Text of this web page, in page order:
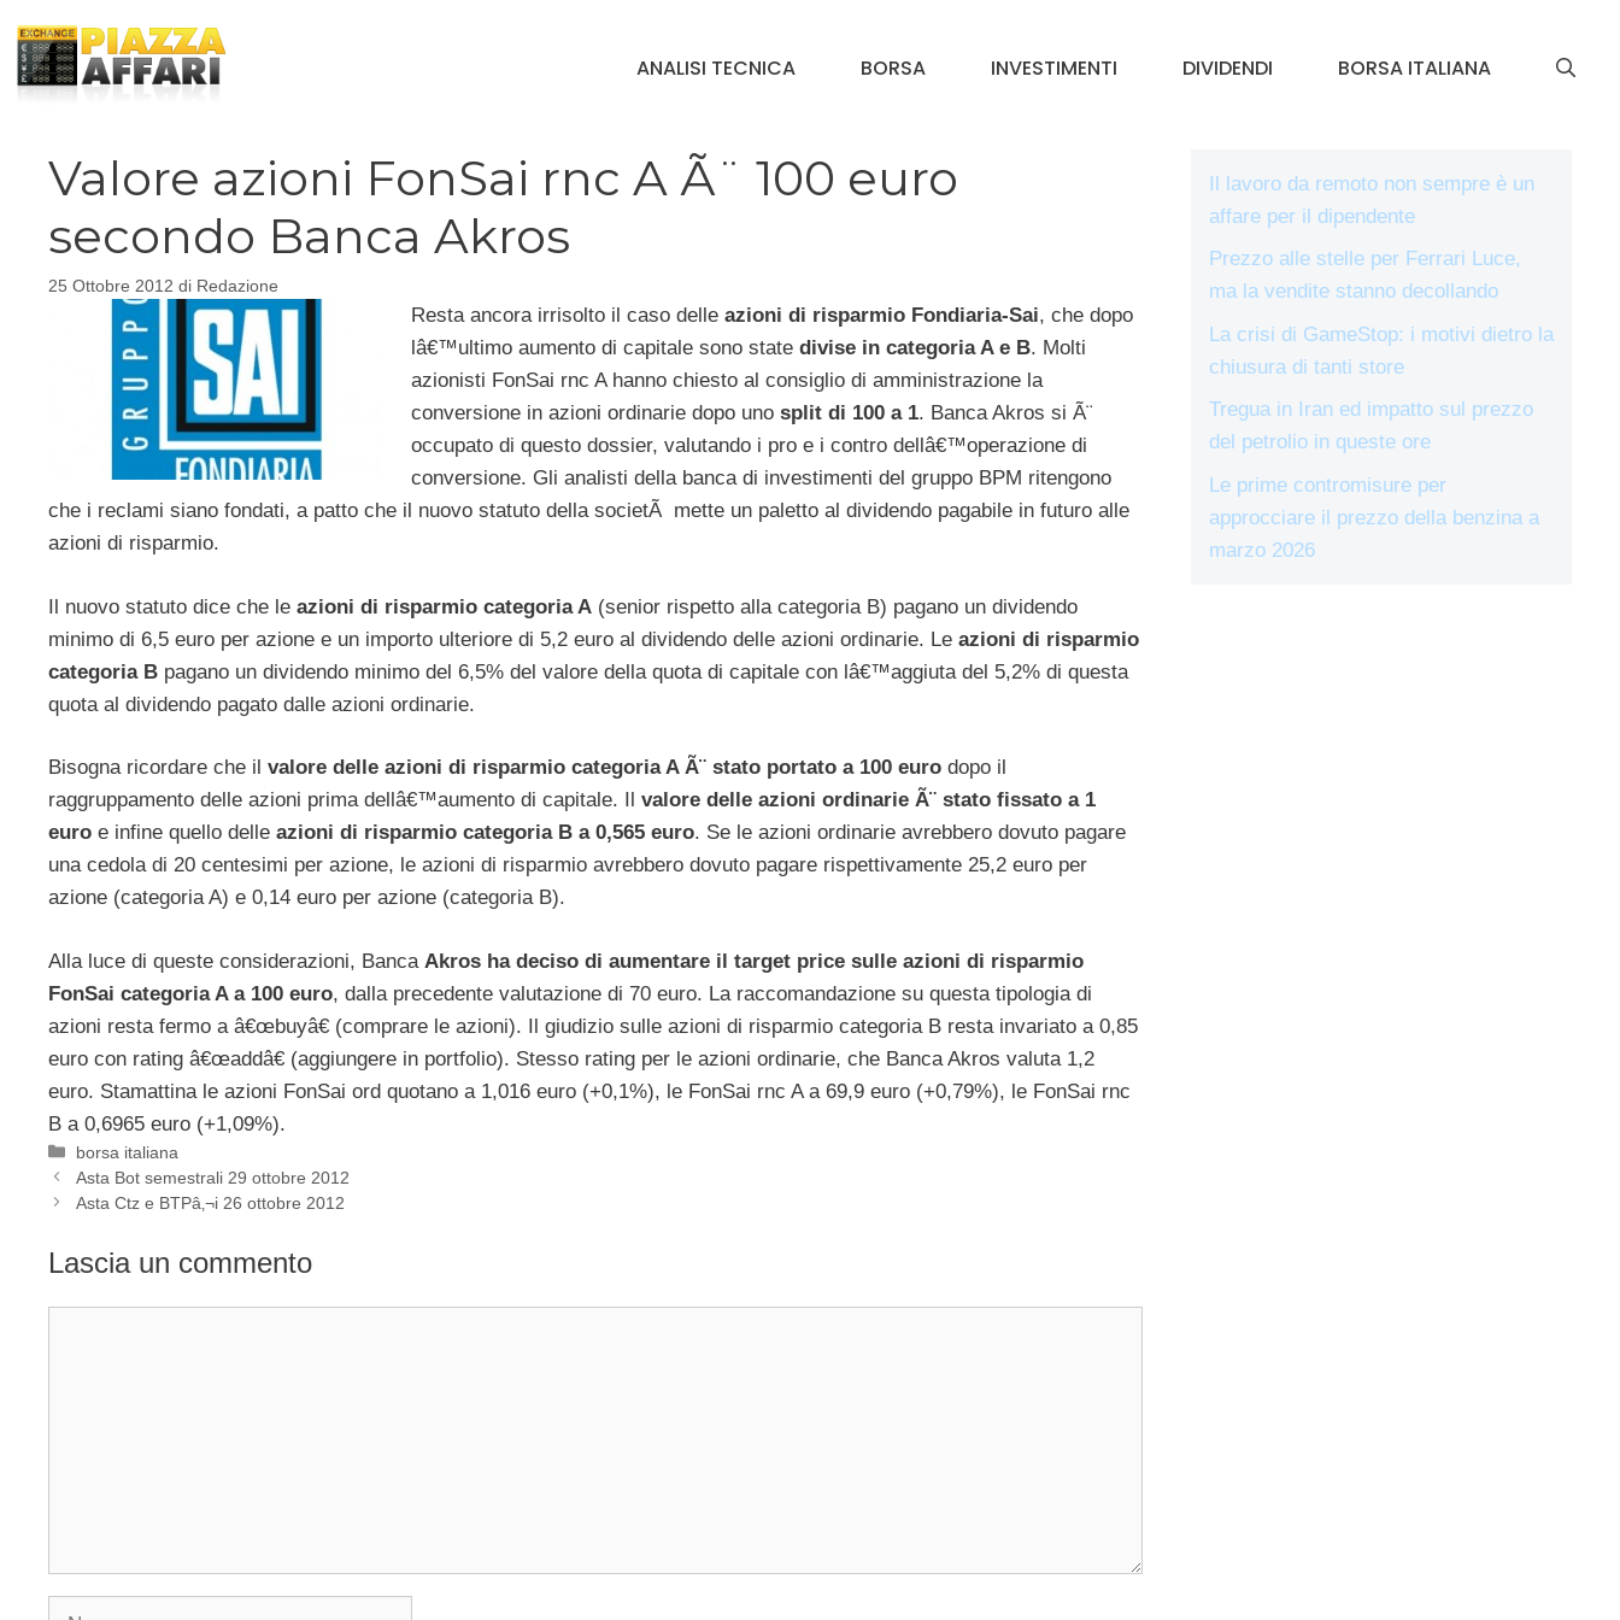
contenuto
ANALISI TECNICA BORSA INVESTIMENTI DIVIDENDI BORSA ITALIANA
Valore azioni FonSai rnc A Ã¨ 100 euro
secondo Banca Akros
25 Ottobre 2012 di Redazione
Resta ancora irrisolto il caso delle azioni di risparmio Fondiaria-Sai, che dopo
lâ€™ultimo aumento di capitale sono state divise in categoria A e B. Molti
azionisti FonSai rnc A hanno chiesto al consiglio di amministrazione la
conversione in azioni ordinarie dopo uno split di 100 a 1. Banca Akros si Ã¨
occupato di questo dossier, valutando i pro e i contro dellâ€™operazione di
conversione. Gli analisti della banca di investimenti del gruppo BPM ritengono
che i reclami siano fondati, a patto che il nuovo statuto della societÃ mette un paletto al dividendo pagabile in futuro alle
azioni di risparmio.
Il nuovo statuto dice che le azioni di risparmio categoria A (senior rispetto alla categoria B) pagano un dividendo
minimo di 6,5 euro per azione e un importo ulteriore di 5,2 euro al dividendo delle azioni ordinarie. Le azioni di risparmio
categoria B pagano un dividendo minimo del 6,5% del valore della quota di capitale con lâ€™aggiuta del 5,2% di questa
quota al dividendo pagato dalle azioni ordinarie.
Bisogna ricordare che il valore delle azioni di risparmio categoria A Ã¨ stato portato a 100 euro dopo il
raggruppamento delle azioni prima dellâ€™aumento di capitale. Il valore delle azioni ordinarie Ã¨ stato fissato a 1
euro e infine quello delle azioni di risparmio categoria B a 0,565 euro. Se le azioni ordinarie avrebbero dovuto pagare
una cedola di 20 centesimi per azione, le azioni di risparmio avrebbero dovuto pagare rispettivamente 25,2 euro per
azione (categoria A) e 0,14 euro per azione (categoria B).
Alla luce di queste considerazioni, Banca Akros ha deciso di aumentare il target price sulle azioni di risparmio
FonSai categoria A a 100 euro, dalla precedente valutazione di 70 euro. La raccomandazione su questa tipologia di
azioni resta fermo a â€œbuyâ€ (comprare le azioni). Il giudizio sulle azioni di risparmio categoria B resta invariato a 0,85
euro con rating â€œaddâ€ (aggiungere in portfolio). Stesso rating per le azioni ordinarie, che Banca Akros valuta 1,2
euro. Stamattina le azioni FonSai ord quotano a 1,016 euro (+0,1%), le FonSai rnc A a 69,9 euro (+0,79%), le FonSai rnc
B a 0,6965 euro (+1,09%).
Categorie
borsa italiana
Asta Bot semestrali 29 ottobre 2012
Asta Ctz e BTPâ‚¬i 26 ottobre 2012
Lascia un commento
Nome
Il lavoro da remoto non sempre è un
affare per il dipendente
Prezzo alle stelle per Ferrari Luce,
ma la vendite stanno decollando
La crisi di GameStop: i motivi dietro la
chiusura di tanti store
Tregua in Iran ed impatto sul prezzo
del petrolio in queste ore
Le prime contromisure per
approcciare il prezzo della benzina a
marzo 2026